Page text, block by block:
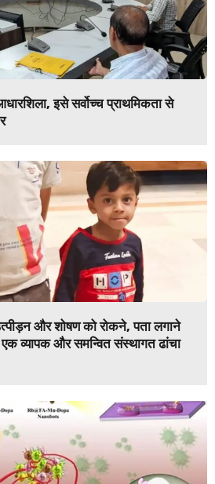
इसे सर्वोच्च प्राथमिकता से
और शोषण को रोकने, पता लगाने
व्यापक और समन्वित संस्थागत ढांचा